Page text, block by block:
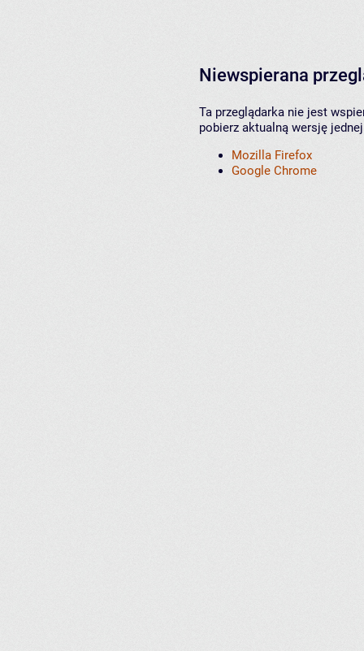
Niewspierana
Ta przeglądarka nie jest
pobierz aktualną wersję
Mozilla Firefox
Google Chrome